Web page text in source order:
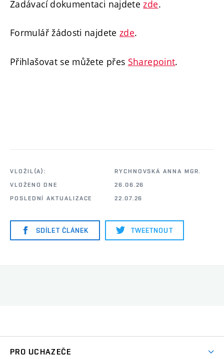
Zadávací dokumentaci najdetezde.
Formulář žádosti najdetezde.
Přihlašovat se můžete přes Sharepoint.
VLOŽIL(A):
RYCHNOVSKÁ ANNA MGR.
VLOŽENO DNE
26.06.26
POSLEDNÍ AKTUALIZACE
22.07.26
SDÍLET ČLÁNEK TWEETNOUT
PRO UCHAZEČE